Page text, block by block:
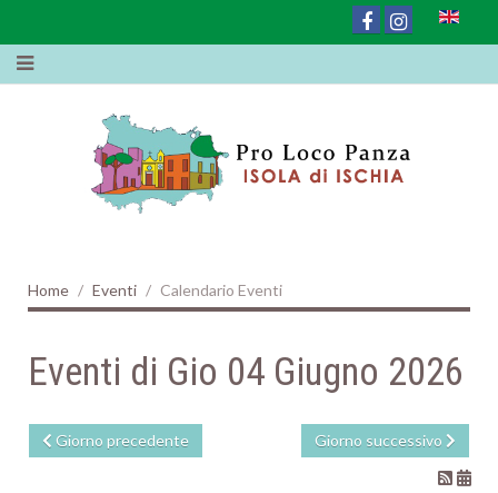
Home Eventi Calendario Eventi
Eventi di Gio 04 Giugno 2026
Giorno precedente Giorno successivo